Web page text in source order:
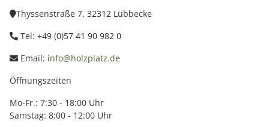
Thyssenstraße 7, 32312 Lübbecke
Tel: +49 (0)57 41 90 982 0
Email: info@holzplatz.de
Öffnungszeiten
Mo-Fr.: 7:30 - 18:00 Uhr
Samstag: 8:00 - 12:00 Uhr